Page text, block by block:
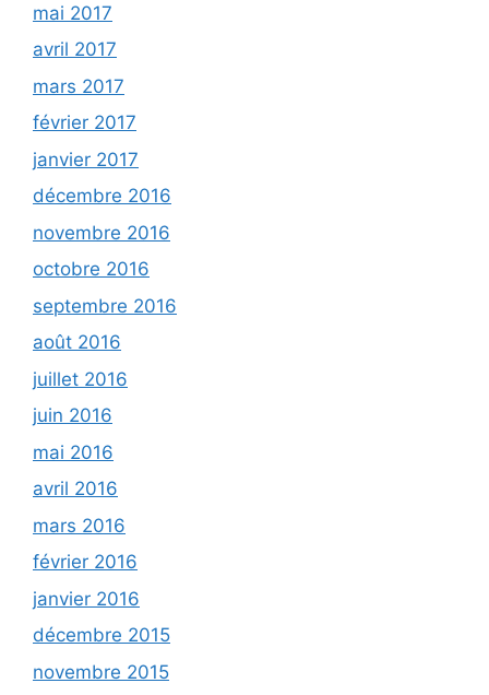
mai 2017
avril 2017
mars 2017
février 2017
janvier 2017
décembre 2016
novembre 2016
octobre 2016
septembre 2016
août 2016
juillet 2016
juin 2016
mai 2016
avril 2016
mars 2016
février 2016
janvier 2016
décembre 2015
novembre 2015